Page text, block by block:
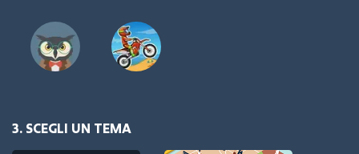
3. SCEGLI UN TEMA